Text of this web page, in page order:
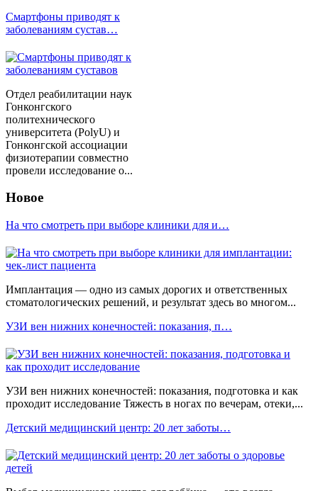
Смартфоны приводят к
заболеваниям сустав…
Отдел реабилитации наук
Гонконгского
политехнического
университета (PolyU) и
Гонконгской ассоциации
физиотерапии совместно
провели исследование о...
Новое
На что смотреть при выборе клиники для и…
Имплантация — одно из самых дорогих и ответственных
стоматологических решений, и результат здесь во многом...
УЗИ вен нижних конечностей: показания, п…
УЗИ вен нижних конечностей: показания, подготовка и как
проходит исследование Тяжесть в ногах по вечерам, отеки,...
Детский медицинский центр: 20 лет заботы…